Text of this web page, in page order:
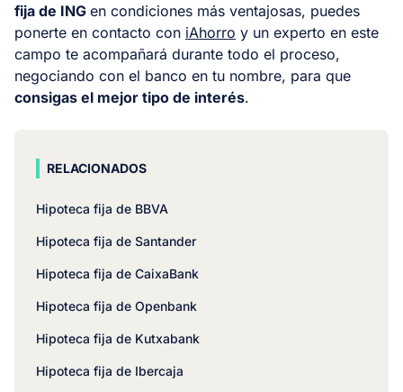
fija de ING en condiciones más ventajosas, puedes
ponerte en contacto con iAhorro y un experto en este
campo te acompañará durante todo el proceso,
negociando con el banco en tu nombre, para que
consigas el mejor tipo de interés.
RELACIONADOS
Hipoteca fija de BBVA
Hipoteca fija de Santander
Hipoteca fija de CaixaBank
Hipoteca fija de Openbank
Hipoteca fija de Kutxabank
Hipoteca fija de Ibercaja